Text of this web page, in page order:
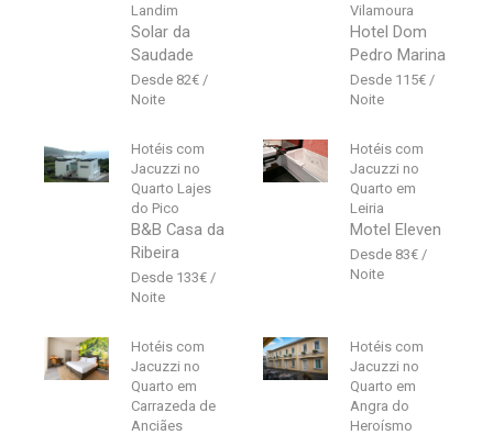
Landim
Solar da
Saudade
82€
Vilamoura
Hotel Dom
Pedro Marina
115€
Hotéis com
Jacuzzi no
Quarto Lajes
do Pico
B&B Casa da
Ribeira
133€
Hotéis com
Jacuzzi no
Quarto em
Leiria
Motel Eleven
83€
Hotéis com
Jacuzzi no
Quarto em
Carrazeda de
Anciães
Hotéis com
Jacuzzi no
Quarto em
Angra do
Heroísmo